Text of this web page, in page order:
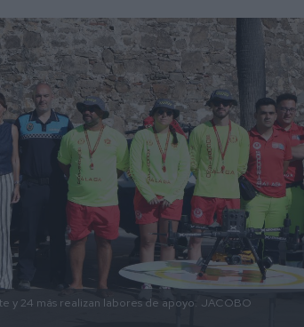
y 24 más realizan labores de apoyo. JACOBO